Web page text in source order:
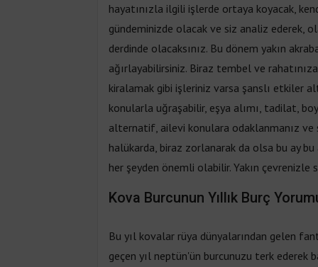
hayatınızla ilgili işlerde ortaya koyacak,
gündeminizde olacak ve siz analiz ederek,
derdinde olacaksınız. Bu dönem yakın
ağırlayabilirsiniz. Biraz tembel ve
kiralamak gibi işleriniz varsa şanslı etkiler
konularla uğraşabilir, eşya alımı, tadilat,
alternatif, ailevi konulara odaklanmanız ve
halükarda, biraz zorlanarak da olsa bu ay
her şeyden önemli olabilir. Yakın çevrenizle
Kova Burcunun Yıllık Burç
Bu yıl kovalar rüya dünyalarından gelen
geçen yıl neptün'ün burcunuzu terk ederek